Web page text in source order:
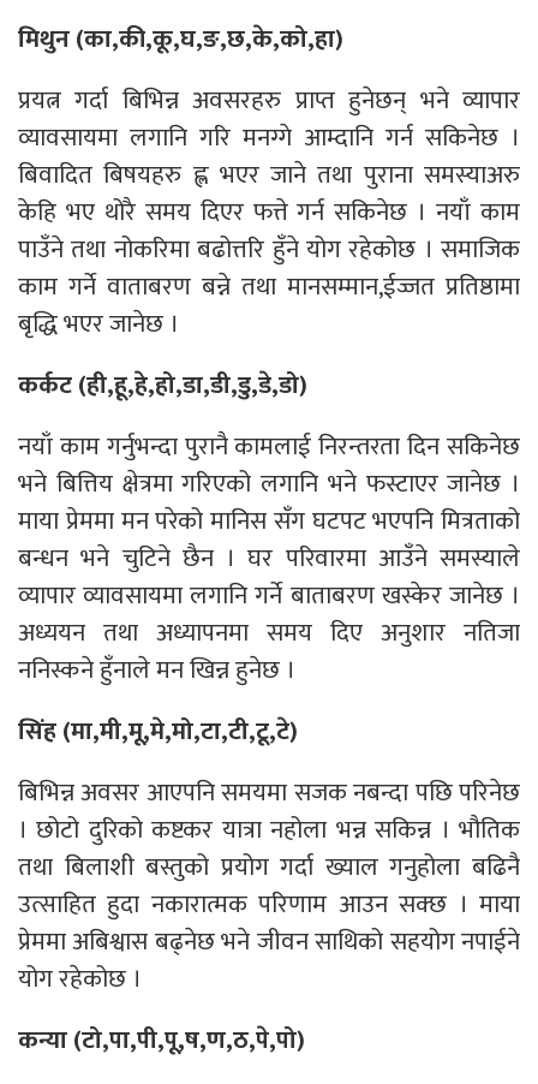
मिथुन (का,की,कू,घ,ङ,छ,के,को,हा)
प्रयत्न गर्दा बिभिन्न अवसरहरु प्राप्त हुनेछन् भने व्यापार
व्यावसायमा लगानि गरि मनग्गे आम्दानि गर्न सकिनेछ ।
बिवादित बिषयहरु ह्ल भएर जाने तथा पुराना समस्याअरु
केहि भए थोरै समय दिएर फत्ते गर्न सकिनेछ । नयाँ काम
पाउँने तथा नोकरिमा बढोत्तरि हुँने योग रहेकोछ । समाजिक
काम गर्ने वाताबरण बन्ने तथा मानसम्मान,ईज्जत प्रतिष्ठामा
बृद्धि भएर जानेछ ।
कर्कट (ही,हू,हे,हो,डा,डी,डु,डे,डो)
नयाँ काम गर्नुभन्दा पुरानै कामलाई निरन्तरता दिन सकिनेछ
भने बित्तिय क्षेत्रमा गरिएको लगानि भने फस्टाएर जानेछ ।
माया प्रेममा मन परेको मानिस सँग घटपट भएपनि मित्रताको
बन्धन भने चुटिने छैन । घर परिवारमा आउँने समस्याले
व्यापार व्यावसायमा लगानि गर्ने बाताबरण खस्केर जानेछ ।
अध्ययन तथा अध्यापनमा समय दिए अनुशार नतिजा
ननिस्कने हुँनाले मन खिन्न हुनेछ ।
सिंह (मा,मी,मू,मे,मो,टा,टी,टू,टे)
बिभिन्न अवसर आएपनि समयमा सजक नबन्दा पछि परिनेछ
। छोटो दुरिको कष्टकर यात्रा नहोला भन्न सकिन्न । भौतिक
तथा बिलाशी बस्तुको प्रयोग गर्दा ख्याल गनुहोला बढिनै
उत्साहित हुदा नकारात्मक परिणाम आउन सक्छ । माया
प्रेममा अबिश्वास बढ्नेछ भने जीवन साथिको सहयोग नपाईने
योग रहेकोछ ।
कन्या (टो,पा,पी,पू,ष,ण,ठ,पे,पो)